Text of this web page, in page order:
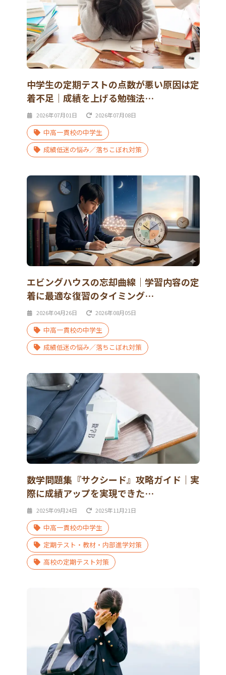
中学生の定期テストの点数が悪い原因は定
着不足｜成績を上げる勉強法…
2026年07月01日 2026年07月08日
中高一貫校の中学生
成績低迷の悩み／落ちこぼれ対策
エビングハウスの忘却曲線｜学習内容の定
着に最適な復習のタイミング…
2026年04月26日 2026年08月05日
中高一貫校の中学生
成績低迷の悩み／落ちこぼれ対策
数学問題集『サクシード』攻略ガイド｜実
際に成績アップを実現できた…
2025年09月24日 2025年11月21日
中高一貫校の中学生
定期テスト・教材・内部進学対策
高校の定期テスト対策